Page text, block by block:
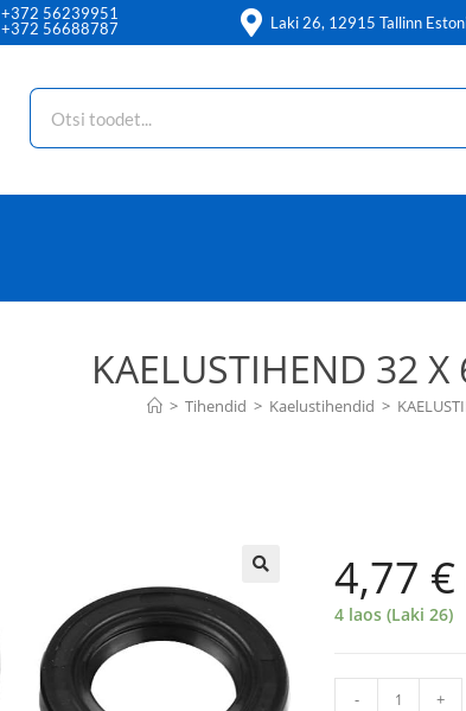
+372 56239951
+372 56688787
Laki 26, 12915 Tallinn
KAELUSTIHEND 32 X
> Tihendid > Kaelustihendid >
4,77 €
4 laos (Laki 26)
- +